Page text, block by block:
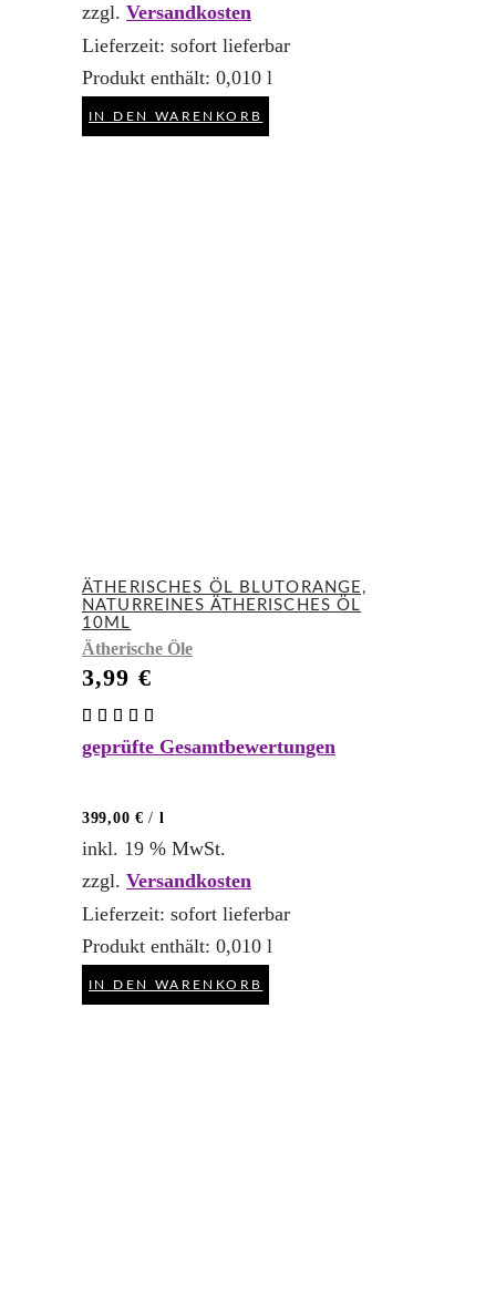
zzgl. Versandkosten
Lieferzeit: sofort lieferbar
Produkt enthält: 0,010 l
IN DEN WARENKORB
ÄTHERISCHES ÖL BLUTORANGE,
NATURREINES ÄTHERISCHES ÖL
10ML
Ätherische Öle
3,99 €
5.00
geprüfte Gesamtbewertungen
399,00 € / l
inkl. 19 % MwSt.
zzgl. Versandkosten
Lieferzeit: sofort lieferbar
Produkt enthält: 0,010 l
IN DEN WARENKORB